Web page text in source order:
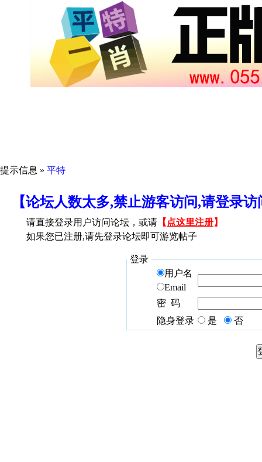
提示信息 » 平特
【论坛人数太多,禁止游客访问,请登录
请直接登录用户访问论坛，或请 【 点这里注册】
如果您已注册,请先登录论坛即可游览帖子
登录
用户名
Email
密 码
隐身登录
是 否